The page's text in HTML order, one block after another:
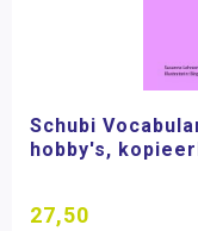
Schubi
hobby's,
27,50